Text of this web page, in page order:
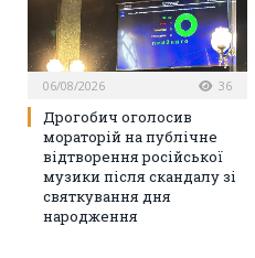
06/08/2026 36
Дрогобич оголосив
мораторій на публічне
відтворення російської
музики після скандалу зі
святкування дня
народження